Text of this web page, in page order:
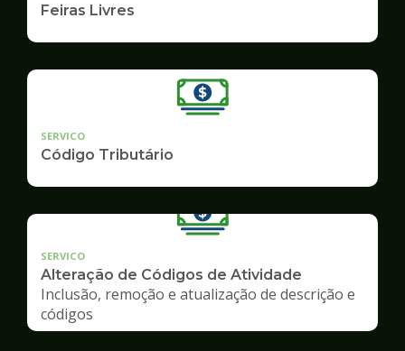
Feiras Livres
SERVICO
Código Tributário
SERVICO
Alteração de Códigos de Atividade
Inclusão, remoção e atualização de descrição e
códigos